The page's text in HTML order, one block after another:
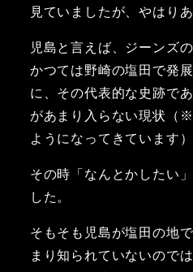
見ていましたが、やはり
児島と言えば、ジーンズ
かつては野崎の塩田で発
に、その代表的な史跡で
があまり入らない現状（
ようになってきています
その時「なんとかしたい
した。
そもそも児島が塩田の地
まり知られていないので